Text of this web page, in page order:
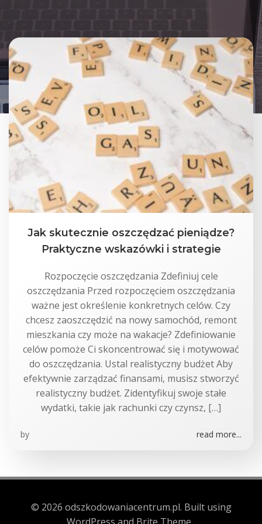
Jak skutecznie oszczędzać pieniądze?
Praktyczne wskazówki i strategie
Rozpoczęcie oszczędzania Zdefiniuj cele
oszczędzania Przed rozpoczęciem oszczędzania
ważne jest określenie konkretnych celów. Czy
chcesz zaoszczędzić na nowy samochód, remont
mieszkania czy może na wakacje? Zdefiniowanie
celów pomoże Ci skoncentrować się i motywować
do oszczędzania. Ustal realistyczny budżet Aby
efektywnie zarządzać finansami, musisz stworzyć
realistyczny budżet. Zidentyfikuj swoje stałe
wydatki, takie jak rachunki czy czynsz, […]
by read more...
© 2026 odszkodowaniacentrum.pl. Built using